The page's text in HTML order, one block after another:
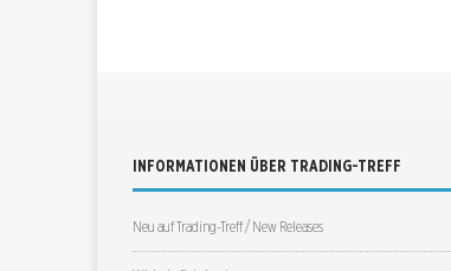
INFORMATIONEN ÜBER TRADING-TREFF
Neu auf Trading-Treff / New Releases